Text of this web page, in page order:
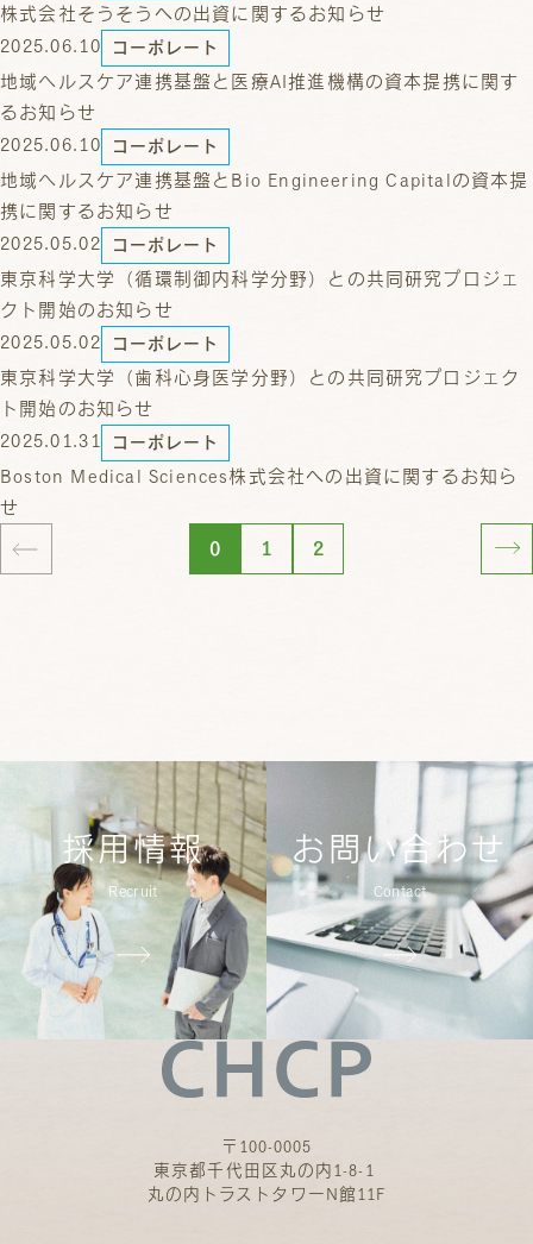
株式会社そうそうへの出資に関するお知らせ
2025.06.10 コーポレート
地域ヘルスケア連携基盤と医療AI推進機構の資本提携に関す
るお知らせ
2025.06.10 コーポレート
地域ヘルスケア連携基盤とBio Engineering Capitalの資本提
携に関するお知らせ
2025.05.02 コーポレート
東京科学大学（循環制御内科学分野）との共同研究プロジェ
クト開始のお知らせ
2025.05.02 コーポレート
東京科学大学（歯科心身医学分野）との共同研究プロジェク
ト開始のお知らせ
2025.01.31 コーポレート
Boston Medical Sciences株式会社への出資に関するお知ら
せ
0 1 2
採用情報
Recruit
お問い合わせ
Contact
〒100-0005
東京都千代田区丸の内1-8-1
丸の内トラストタワーN館11F